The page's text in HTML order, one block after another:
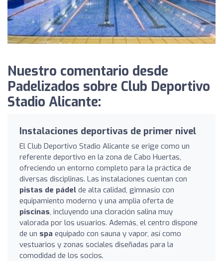
Nuestro comentario desde
Padelizados sobre Club Deportivo
Stadio Alicante:
Instalaciones deportivas de primer nivel
El Club Deportivo Stadio Alicante se erige como un
referente deportivo en la zona de Cabo Huertas,
ofreciendo un entorno completo para la práctica de
diversas disciplinas. Las instalaciones cuentan con
pistas de pádel de alta calidad, gimnasio con
equipamiento moderno y una amplia oferta de
piscinas, incluyendo una cloración salina muy
valorada por los usuarios. Además, el centro dispone
de un spa equipado con sauna y vapor, así como
vestuarios y zonas sociales diseñadas para la
comodidad de los socios.